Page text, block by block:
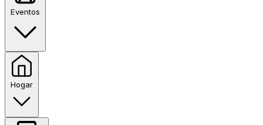
Eventos
Hogar